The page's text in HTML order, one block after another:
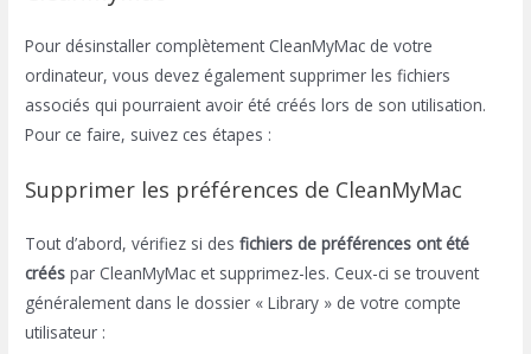
Pour désinstaller complètement CleanMyMac de votre
ordinateur, vous devez également supprimer les fichiers
associés qui pourraient avoir été créés lors de son utilisation.
Pour ce faire, suivez ces étapes :
Supprimer les préférences de CleanMyMac
Tout d’abord, vérifiez si desfichiers de préférences ont été
créés par CleanMyMac et supprimez-les. Ceux-ci se trouvent
généralement dans le dossier « Library » de votre compte
utilisateur :